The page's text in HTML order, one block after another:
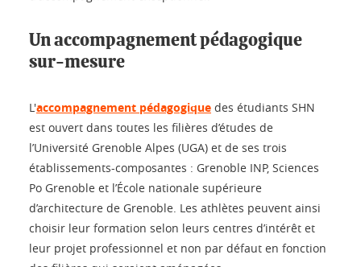
Un accompagnement pédagogique
sur-mesure
L'accompagnement pédagogique des étudiants SHN
est ouvert dans toutes les filières d’études de
l’Université Grenoble Alpes (UGA) et de ses trois
établissements-composantes : Grenoble INP, Sciences
Po Grenoble et l’École nationale supérieure
d’architecture de Grenoble. Les athlètes peuvent ainsi
choisir leur formation selon leurs centres d’intérêt et
leur projet professionnel et non par défaut en fonction